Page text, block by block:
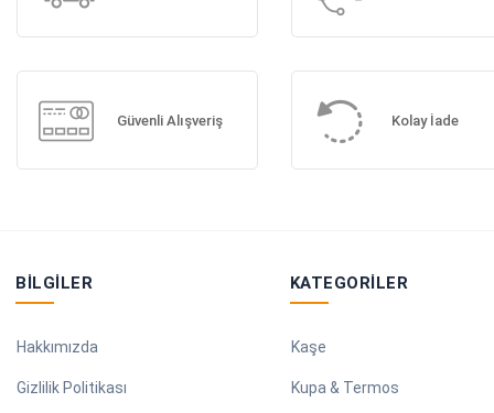
Güvenli Alışveriş Kolay İade
BILGILER
Hakkımızda
Gizlilik Politikası
KATEGORILER
Kaşe
Kupa & Termos